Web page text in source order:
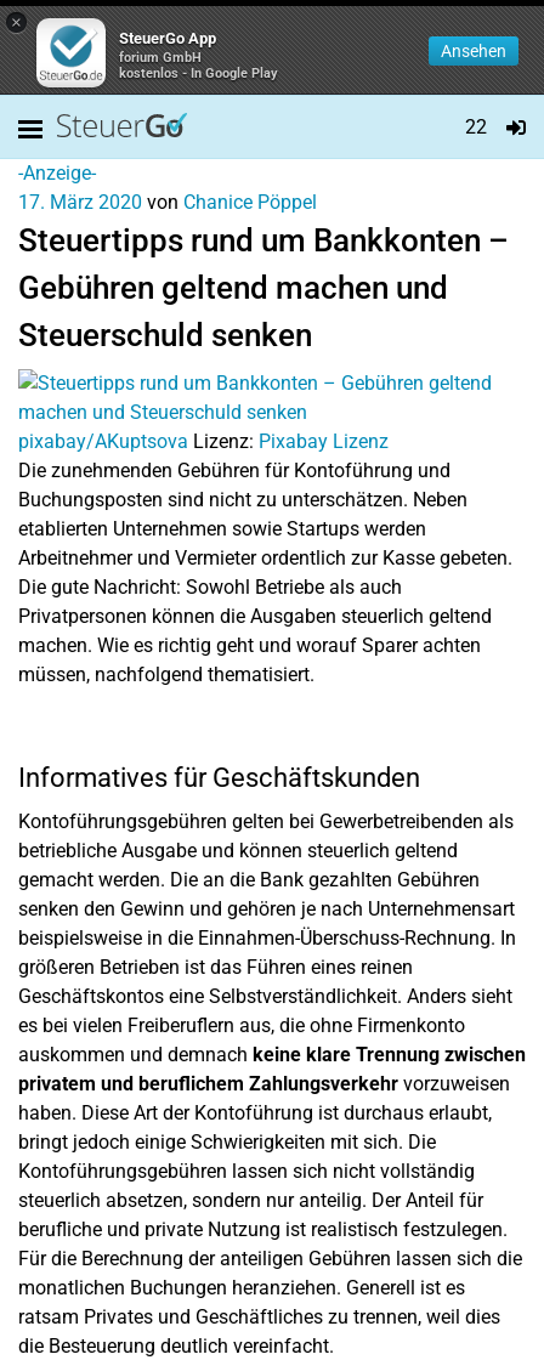
×
SteuerGo App
forium GmbH
kostenlos - In Google Play
Ansehen
22
-Anzeige-
17. März 2020 von Chanice Pöppel
Steuertipps rund um Bankkonten –
Gebühren geltend machen und
Steuerschuld senken
pixabay/AKuptsova Lizenz: Pixabay Lizenz
Die zunehmenden Gebühren für Kontoführung und
Buchungsposten sind nicht zu unterschätzen. Neben
etablierten Unternehmen sowie Startups werden
Arbeitnehmer und Vermieter ordentlich zur Kasse gebeten.
Die gute Nachricht: Sowohl Betriebe als auch
Privatpersonen können die Ausgaben steuerlich geltend
machen. Wie es richtig geht und worauf Sparer achten
müssen, nachfolgend thematisiert.
Informatives für Geschäftskunden
Kontoführungsgebühren gelten bei Gewerbetreibenden als
betriebliche Ausgabe und können steuerlich geltend
gemacht werden. Die an die Bank gezahlten Gebühren
senken den Gewinn und gehören je nach Unternehmensart
beispielsweise in die Einnahmen-Überschuss-Rechnung. In
größeren Betrieben ist das Führen eines reinen
Geschäftskontos eine Selbstverständlichkeit. Anders sieht
es bei vielen Freiberuflern aus, die ohne Firmenkonto
auskommen und demnach keine klare Trennung zwischen
privatem und beruflichem Zahlungsverkehr vorzuweisen
haben. Diese Art der Kontoführung ist durchaus erlaubt,
bringt jedoch einige Schwierigkeiten mit sich. Die
Kontoführungsgebühren lassen sich nicht vollständig
steuerlich absetzen, sondern nur anteilig. Der Anteil für
berufliche und private Nutzung ist realistisch festzulegen.
Für die Berechnung der anteiligen Gebühren lassen sich die
monatlichen Buchungen heranziehen. Generell ist es
ratsam Privates und Geschäftliches zu trennen, weil dies
die Besteuerung deutlich vereinfacht.